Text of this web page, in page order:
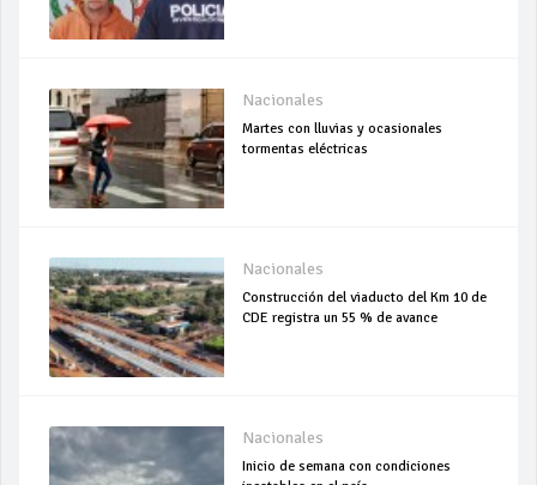
Nacionales
Martes con lluvias y ocasionales
tormentas eléctricas
Nacionales
Construcción del viaducto del Km 10 de
CDE registra un 55 % de avance
Nacionales
Inicio de semana con condiciones